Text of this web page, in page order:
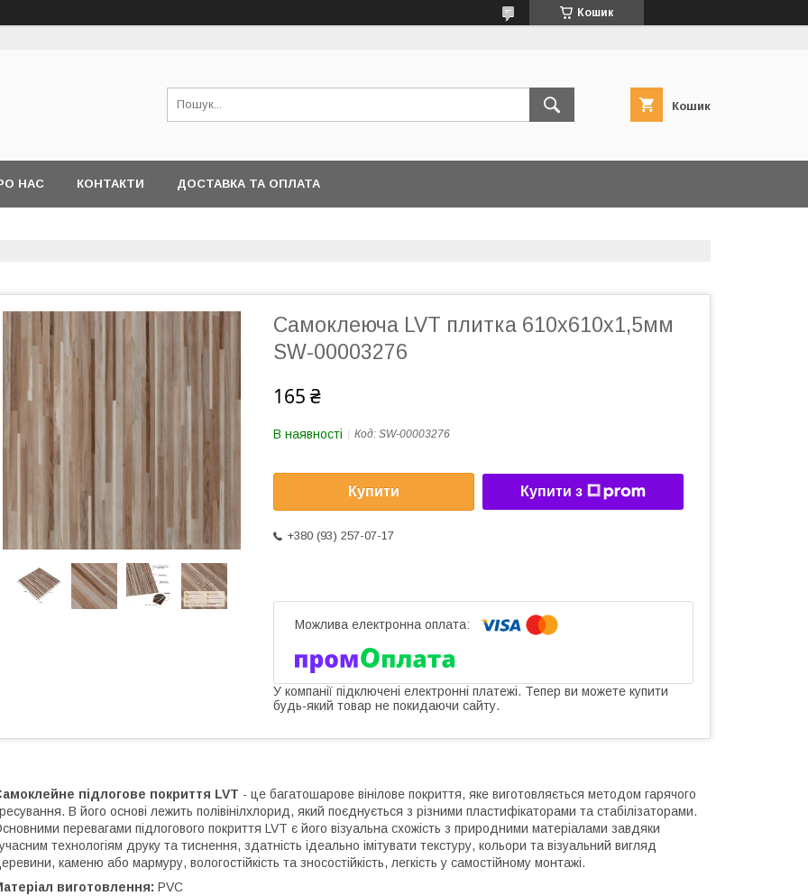
Кошик
Кошик
НАС КОНТАКТИ ДОСТАВКА ТА ОПЛАТА
Самоклеюча LVT плитка 610х610х1,5мм
SW-00003276
165 ₴
В наявності Код: SW-00003276
Купити Купити з
+380 (93) 257-07-17
У компанії підключені електронні платежі. Тепер ви можете купити
будь-який товар не покидаючи сайту.
підлогове покриття LVT - це багатошарове вінілове покриття, яке виготовляється методом гарячого
В його основі лежить полівінілхлорид, який поєднується з різними пластифікаторами та стабілізаторами.
перевагами підлогового покриття LVT є його візуальна схожість з природними матеріалами завдяки
технологіям друку та тиснення, здатність ідеально імітувати текстуру, кольори та візуальний вигляд
каменю або мармуру, вологостійкість та зносостійкість, легкість у самостійному монтажі.
виготовлення: PVC